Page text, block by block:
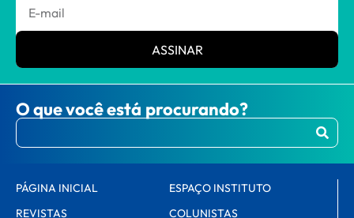
ASSINAR
O que você está procurando?
PÁGINA INICIAL
REVISTAS
ESPAÇO INSTITUTO
COLUNISTAS